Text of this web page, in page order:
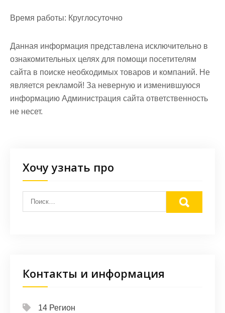
Время работы: Круглосуточно
Данная информация представлена исключительно в
ознакомительных целях для помощи посетителям
сайта в поиске необходимых товаров и компаний. Не
является рекламой! За неверную и изменившуюся
информацию Администрация сайта ответственность
не несет.
Хочу узнать про
Контакты и информация
14 Регион